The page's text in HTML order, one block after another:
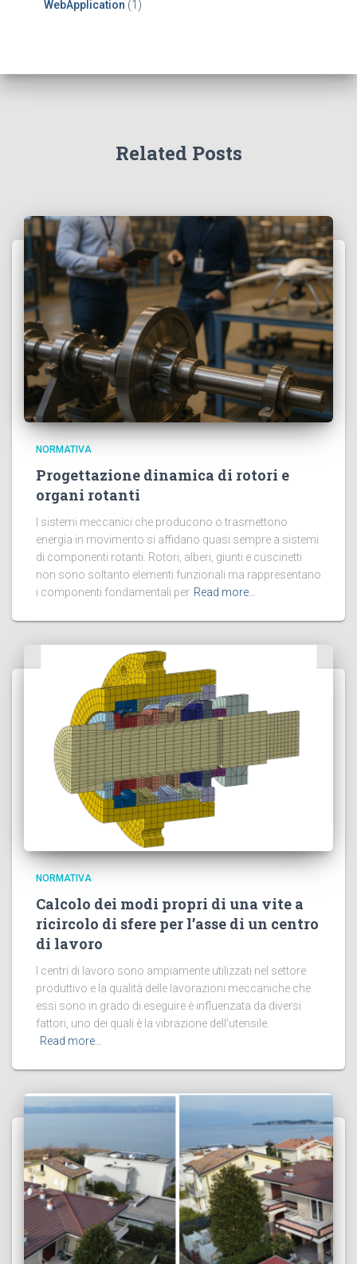
WebApplication (1)
Related Posts
NORMATIVA
Progettazione dinamica di rotori e
organi rotanti
I sistemi meccanici che producono o trasmettono
energia in movimento si affidano quasi sempre a sistemi
di componenti rotanti. Rotori, alberi, giunti e cuscinetti
non sono soltanto elementi funzionali ma rappresentano
i componenti fondamentali per Read more…
NORMATIVA
Calcolo dei modi propri di una vite a
ricircolo di sfere per l’asse di un centro
di lavoro
I centri di lavoro sono ampiamente utilizzati nel settore
produttivo e la qualità delle lavorazioni meccaniche che
essi sono in grado di eseguire è influenzata da diversi
fattori, uno dei quali è la vibrazione dell’utensile.
Read more…